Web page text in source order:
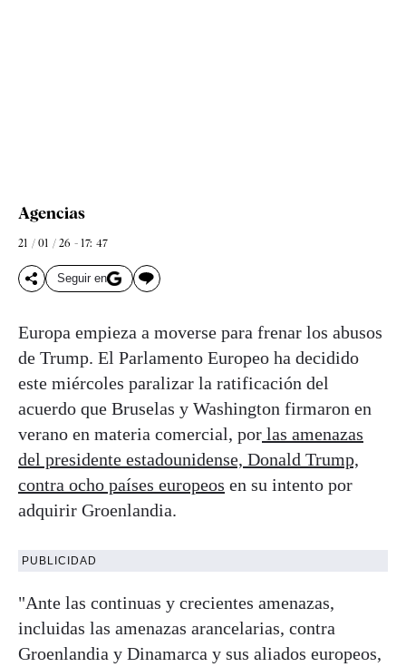
Agencias
21 / 01 / 26 - 17: 47
Seguir en
Europa empieza a moverse para frenar los abusos
de Trump. El Parlamento Europeo ha decidido
este miércoles paralizar la ratificación del
acuerdo que Bruselas y Washington firmaron en
verano en materia comercial, por las amenazas
del presidente estadounidense, Donald Trump,
contra ocho países europeos en su intento por
adquirir Groenlandia.
PUBLICIDAD
"Ante las continuas y crecientes amenazas,
incluidas las amenazas arancelarias, contra
Groenlandia y Dinamarca y sus aliados europeos,